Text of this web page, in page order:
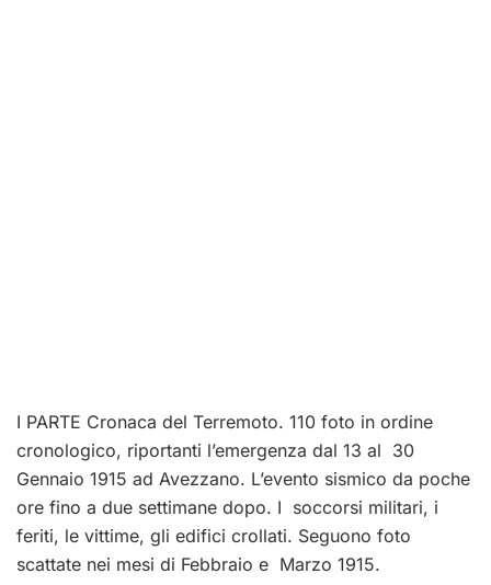
I PARTE Cronaca del Terremoto. 110 foto in ordine
cronologico, riportanti l’emergenza dal 13 al 30
Gennaio 1915 ad Avezzano. L’evento sismico da poche
ore fino a due settimane dopo. I soccorsi militari, i
feriti, le vittime, gli edifici crollati. Seguono foto
scattate nei mesi di Febbraio e Marzo 1915.